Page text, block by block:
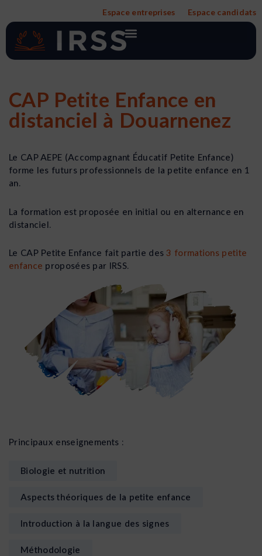
contenu
Espace entreprises Espace candidats
CAP Petite Enfance en
distanciel à Douarnenez
Le CAP AEPE (Accompagnant Éducatif Petite Enfance)
forme les futurs professionnels de la petite enfance en 1
an.
La formation est proposée en initial ou en alternance en
distanciel.
Le CAP Petite Enfance fait partie des3 formations petite
enfance proposées par IRSS.
Principaux enseignements :
Biologie et nutrition
Aspects théoriques de la petite enfance
Introduction à la langue des signes
Méthodologie